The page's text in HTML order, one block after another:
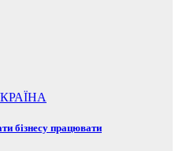
бізнесу працювати